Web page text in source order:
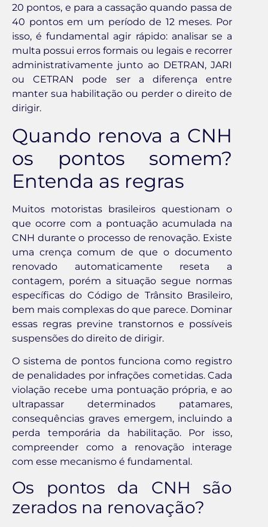
20 pontos, e para a cassação quando passa de
40 pontos em um período de 12 meses. Por
isso, é fundamental agir rápido: analisar se a
multa possui erros formais ou legais e recorrer
administrativamente junto ao DETRAN, JARI
ou CETRAN pode ser a diferença entre
manter sua habilitação ou perder o direito de
dirigir.
Quando renova a CNH
os pontos somem?
Entenda as regras
Muitos motoristas brasileiros questionam o
que ocorre com a pontuação acumulada na
CNH durante o processo de renovação. Existe
uma crença comum de que o documento
renovado automaticamente reseta a
contagem, porém a situação segue normas
específicas do Código de Trânsito Brasileiro,
bem mais complexas do que parece. Dominar
essas regras previne transtornos e possíveis
suspensões do direito de dirigir.
O sistema de pontos funciona como registro
de penalidades por infrações cometidas. Cada
violação recebe uma pontuação própria, e ao
ultrapassar determinados patamares,
consequências graves emergem, incluindo a
perda temporária da habilitação. Por isso,
compreender como a renovação interage
com esse mecanismo é fundamental.
Os pontos da CNH são
zerados na renovação?